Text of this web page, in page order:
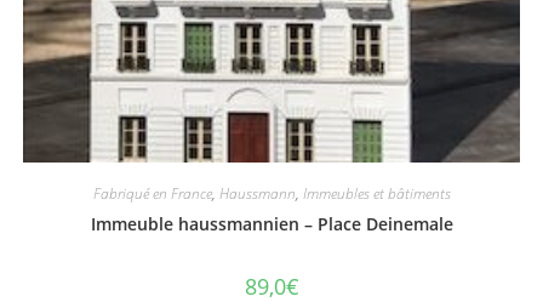
Fabriqué en France, Haussmann, Immeubles et bâtiments
Immeuble haussmannien – Place Deinemale
89,0€